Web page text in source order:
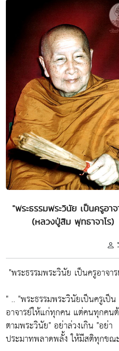
"พระธรรมพระวินัย เป็นครูอา
(หลวงปู่สิม พุทธาจาโร)
"พระธรรมพระวินัย เป็นครูอาจา
" .. "พระธรรมพระวินัยเป็นครูเป็น
อาจารย์ให้แก่ทุกคน แต่คนทุกคน
ตามพระวินัย"อย่าล่วงเกิน "อย่า
ประมาทพลาดพลั้ง ให้มีสติทุกขณ